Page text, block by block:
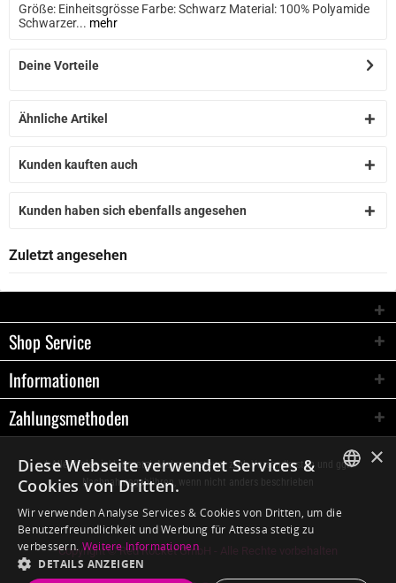
Größe: Einheitsgrösse Farbe: Schwarz Material: 100% Polyamide
Schwarzer... mehr
Deine Vorteile
Ähnliche Artikel
Kunden kauften auch
Kunden haben sich ebenfalls angesehen
Zuletzt angesehen
Shop Service
Informationen
Zahlungsmethoden
* Alle Preise inkl. gesetzl. Mehrwertsteuer zzgl.Versandkostenund ggf.
Nachnahmegebühren, wenn nicht anders beschrieben
Copyright © Red Rocket GmbH - Alle Rechte vorbehalten
×
Diese Webseite verwendet Services &
Cookies von Dritten.
Wir verwenden Analyse Services & Cookies von Dritten, um die
Benutzerfreundlichkeit und Werbung für Attessa stetig zu
verbessern. Weitere Informationen
DETAILS ANZEIGEN